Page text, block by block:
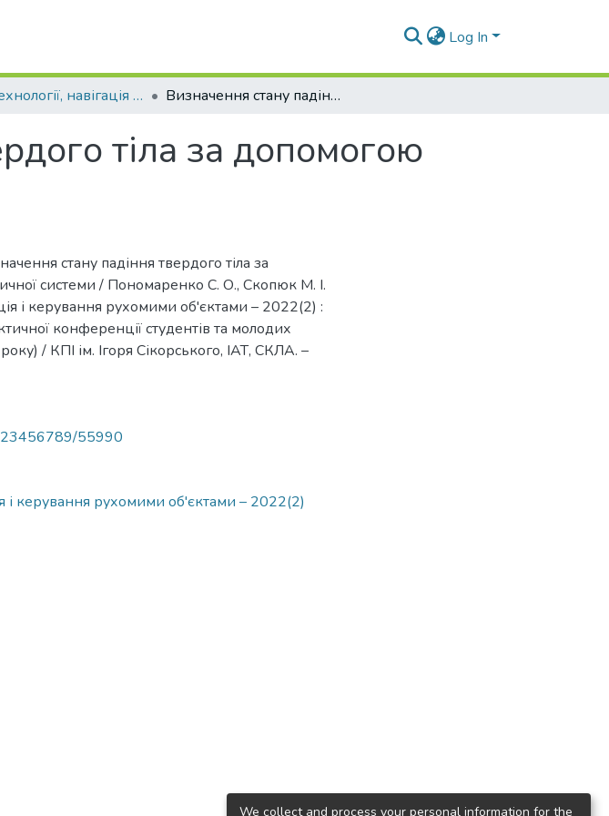
Log In
Гіротехнології, навігація і керування рухомими об'єктами – 2022(2) Визначення стану падіння твердого тіла за допомогою акселометричної системи
тіла за допомогою
стану падіння твердого тіла за
системи / Пономаренко С. О., Скопюк М. І.
і керування рухомими об'єктами – 2022(2) :
конференції студентів та молодих
/ КПІ ім. Ігоря Сікорського, ІАТ, СКЛА. –
55990
і керування рухомими об'єктами – 2022(2)
We collect and process your personal information for the